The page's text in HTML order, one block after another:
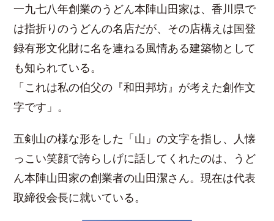
一九七八年創業のうどん本陣山田家は、香川県で
は指折りのうどんの名店だが、その店構えは国登
録有形文化財に名を連ねる風情ある建築物として
も知られている。
「これは私の伯父の『和田邦坊』が考えた創作文
字です」。
五剣山の様な形をした「山」の文字を指し、人懐
っこい笑顔で誇らしげに話してくれたのは、うど
ん本陣山田家の創業者の山田潔さん。現在は代表
取締役会長に就いている。